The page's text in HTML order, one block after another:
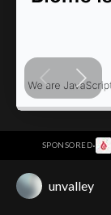
SPONSORED·
unvalley